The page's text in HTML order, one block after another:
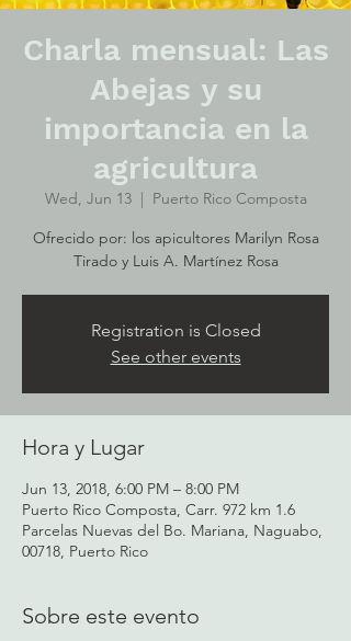
Charla mensual: Las
Abejas y su
importancia en la
agricultura
Wed, Jun 13
  |
Puerto Rico Composta
Ofrecido por: los apicultores Marilyn Rosa
Tirado y Luis A. Martínez Rosa
Registration is Closed
See other events
Hora y Lugar
Jun 13, 2018, 6:00 PM – 8:00 PM
Puerto Rico Composta, Carr. 972 km 1.6
Parcelas Nuevas del Bo. Mariana, Naguabo,
00718, Puerto Rico
Sobre este evento